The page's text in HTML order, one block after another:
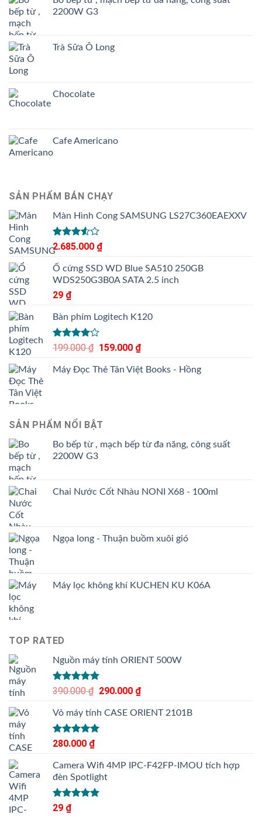
2200W G3
Trà Sữa Ô Long
Chocolate
Cafe Americano
SẢN PHẨM BÁN CHẠY
Màn Hình Cong SAMSUNG LS27C360EAEXXV
Được
xếp
hạng
3.505
sao
2.685.000 ₫
Ổ cứng SSD WD Blue SA510 250GB
WDS250G3B0A SATA 2.5 inch
29 ₫
Bàn phím Logitech K120
Được
4.00 5
sao
199.000₫
Giá
là:
159.000 ₫Giá
tại
Máy Đọc Thẻ Tân Việt Books - Hồng
SẢN PHẨM NỔI BẬT
Bo bếp từ , mạch bếp từ đa năng, công suất
2200W G3
Chai Nước Cốt Nhàu NONI X68 - 100ml
Ngọa long - Thuận buồm xuôi gió
Máy lọc không khí KUCHEN KU K06A
TOP RATED
Nguồn máy tính ORIENT 500W
Được xếp
5.00
5 sao
390.000₫
Giá
là:
390.000 ₫.
290.000 ₫Giá
tại
Vỏ máy tính CASE ORIENT 2101B
Được xếp
5.00
5 sao
280.000 ₫
Camera Wifi 4MP IPC-F42FP-IMOU tích hợp
đèn Spotlight
Được xếp
hạng
29 ₫